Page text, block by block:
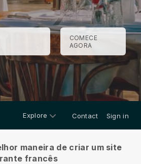
COMECE
AGORA
Explore Contact Sign in
maneira de criar um site
francês